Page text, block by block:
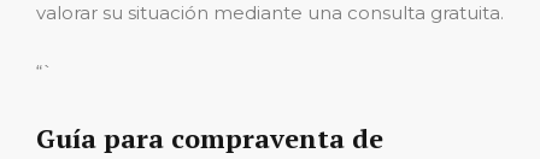
valorar su situación mediante una consulta gratuita.
“`
Guía para compraventa de